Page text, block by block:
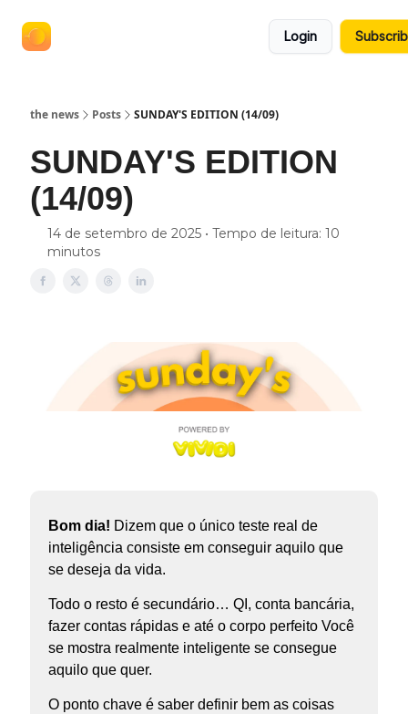
Login
the news Posts SUNDAY'S EDITION (14/09)
SUNDAY'S EDITION
(14/09)
14 de setembro de 2025 • Tempo de leitura: 10
minutos
Bom dia! Dizem que o único teste real de
inteligência consiste em conseguir aquilo que
se deseja da vida.
Todo o resto é secundário… QI, conta bancária,
fazer contas rápidas e até o corpo perfeito Você
se mostra realmente inteligente se consegue
aquilo que quer.
O ponto chave é saber definir bem as coisas